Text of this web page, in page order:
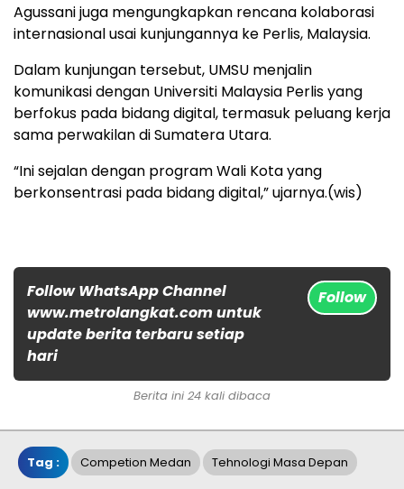
Agussani juga mengungkapkan rencana kolaborasi
internasional usai kunjungannya ke Perlis, Malaysia.
Dalam kunjungan tersebut, UMSU menjalin
komunikasi dengan Universiti Malaysia Perlis yang
berfokus pada bidang digital, termasuk peluang kerja
sama perwakilan di Sumatera Utara.
“Ini sejalan dengan program Wali Kota yang
berkonsentrasi pada bidang digital,” ujarnya.(wis)
Follow WhatsApp Channel
www.metrolangkat.com untuk
update berita terbaru setiap
hari
Follow
Berita ini 24 kali dibaca
Tag : Competion Medan Tehnologi Masa Depan